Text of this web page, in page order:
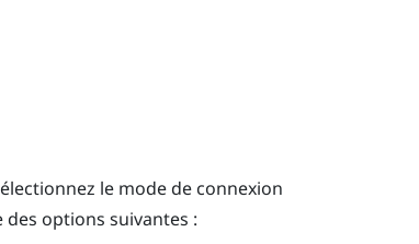
le mode de connexion
des options suivantes :